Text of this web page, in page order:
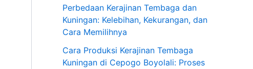
Perbedaan Kerajinan Tembaga dan
Kuningan: Kelebihan, Kekurangan, dan
Cara Memilihnya
Cara Produksi Kerajinan Tembaga
Kuningan di Cepogo Boyolali: Proses